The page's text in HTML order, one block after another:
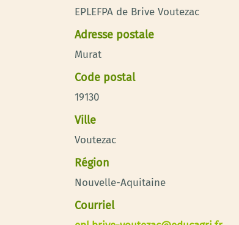
EPLEFPA de Brive Voutezac
Adresse postale
Murat
Code postal
19130
Ville
Voutezac
Région
Nouvelle-Aquitaine
Courriel